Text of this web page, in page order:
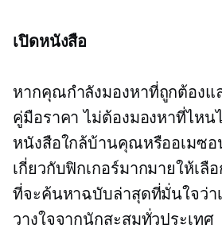
เปิดหนังสือ
หากคุณกำลังมองหาที่ถูกต้องแ
คู่มือราคา ไม่ต้องมองหาที่ไหน
หนังสือใกล้บ้านคุณหรืออเมซ
เกี่ยวกับฟิกเกอร์มากมายให้เลือ
ที่จะค้นหาฉบับล่าสุดที่มั่นใจว่า
วางใจจากนักสะสมทั่วประเทศ